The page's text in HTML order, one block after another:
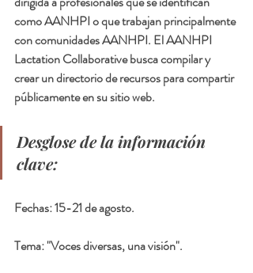
como AANHPI o que trabajan principalmente
con comunidades AANHPI. El AANHPI
Lactation Collaborative busca compilar y
crear un directorio de recursos para compartir
públicamente en su sitio web.
Desglose de la información
clave:
Fechas: 15-21 de agosto.
Tema: "Voces diversas, una visión".